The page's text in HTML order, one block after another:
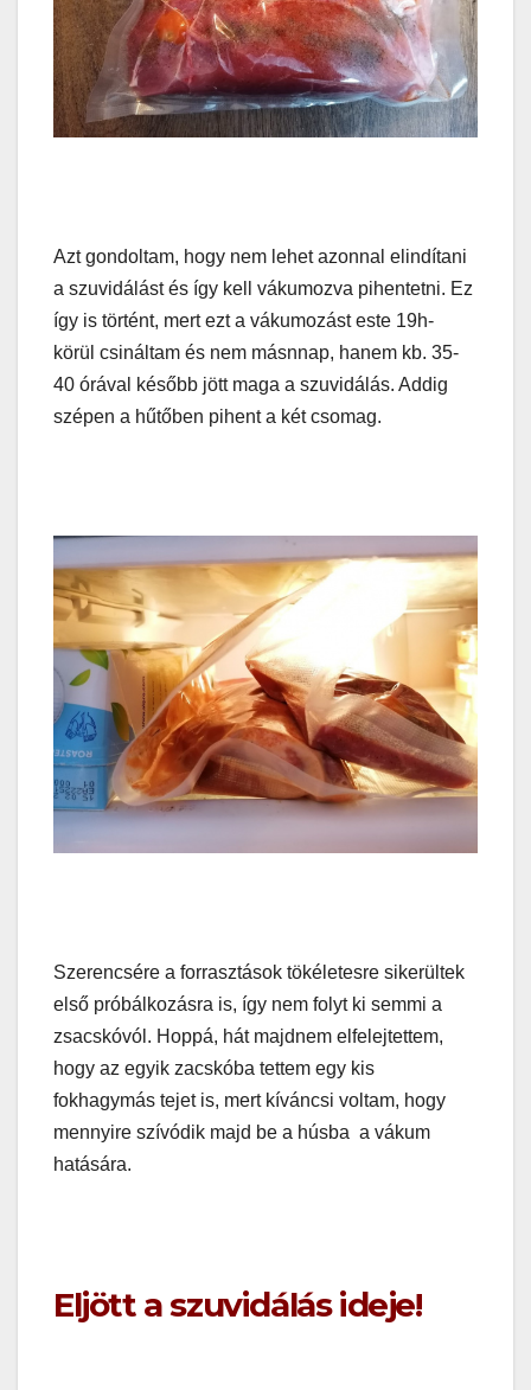
Azt gondoltam, hogy nem lehet azonnal elindítani
a szuvidálást és így kell vákumozva pihentetni. Ez
így is történt, mert ezt a vákumozást este 19h-
körül csináltam és nem másnnap, hanem kb. 35-
40 órával később jött maga a szuvidálás. Addig
szépen a hűtőben pihent a két csomag.
Szerencsére a forrasztások tökéletesre sikerültek
első próbálkozásra is, így nem folyt ki semmi a
zsacskóvól. Hoppá, hát majdnem elfelejtettem,
hogy az egyik zacskóba tettem egy kis
fokhagymás tejet is, mert kíváncsi voltam, hogy
mennyire szívódik majd be a húsba a vákum
hatására.
Eljött a szuvidálás ideje!